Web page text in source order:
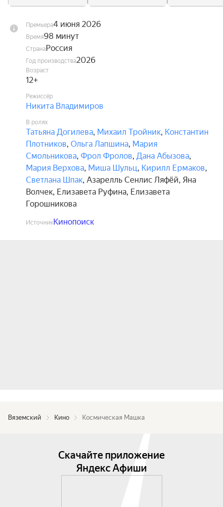
Премьера4 июня 2026
Время98 минут
СтранаРоссия
Год производства2026
Возраст
12+
Режиссёр
Никита Владимиров
В ролях
Татьяна Догилева, Михаил Тройник, Константин
Плотников, Ольга Лапшина, Мария
Смольникова, Фрол Фролов, Дана Абызова,
Мария Верхова, Миша Шульц, Кирилл Ермаков,
Светлана Шпак, Азарелль Сенлис Ляфёй, Яна
Волчек, Елизавета Руфина, Елизавета
Горошникова
ИсточникКинопоиск
Вяземский Кино Космическая Машка
Скачайте приложение
Яндекс Афиши